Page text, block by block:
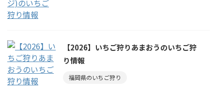
【2026】いちご狩りあまおうのいちご狩
り情報
福岡県のいちご狩り